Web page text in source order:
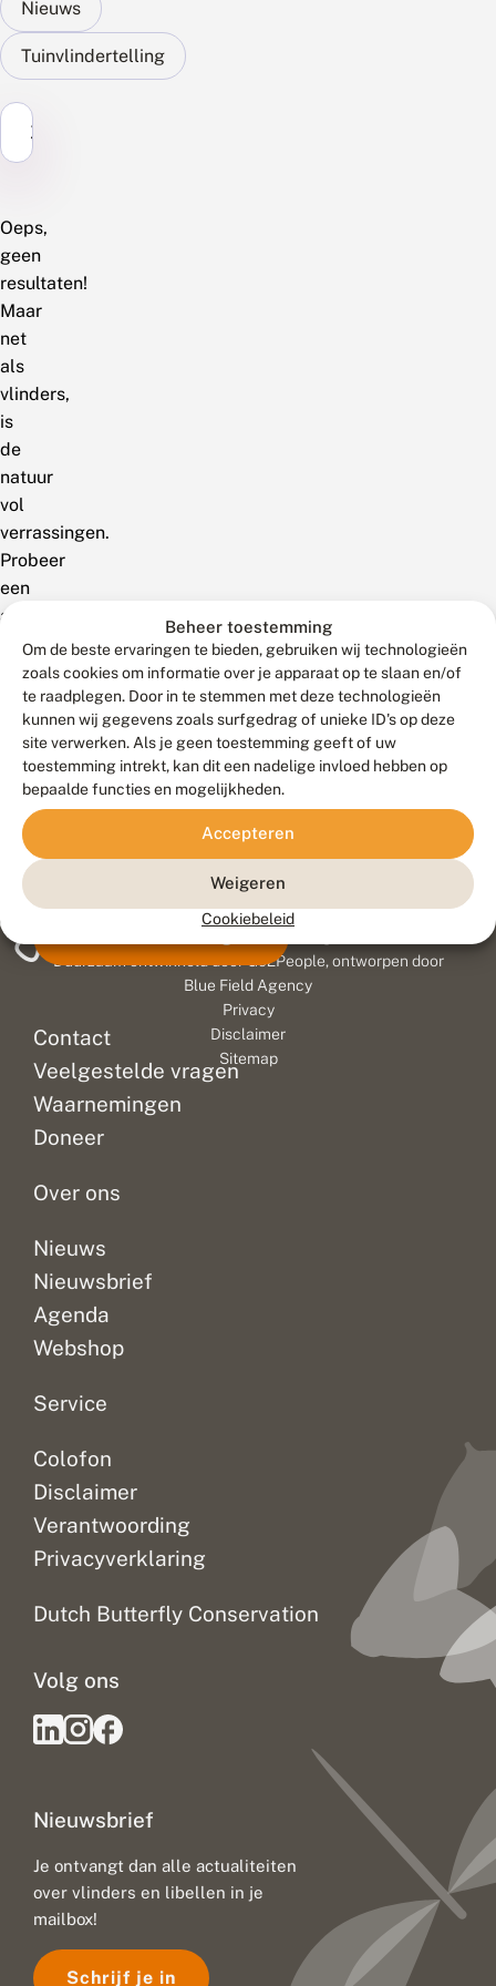
Beheer toestemming
Om de beste ervaringen te bieden, gebruiken wij technologieën
zoals cookies om informatie over je apparaat op te slaan en/of
te raadplegen. Door in te stemmen met deze technologieën
kunnen wij gegevens zoals surfgedrag of unieke ID's op deze
site verwerken. Als je geen toestemming geeft of uw
toestemming intrekt, kan dit een nadelige invloed hebben op
bepaalde functies en mogelijkheden.
Accepteren
Weigeren
Cookiebeleid
Nieuws
Tuinvlindertelling
Zoek...
Oeps,
geen
resultaten!
Maar
net
als
vlinders,
is
de
natuur
vol
verrassingen.
Probeer
een
andere
zoekterm!
Contact
Veelgestelde vragen
Waarnemingen
Doneer
Over ons
Nieuws
Nieuwsbrief
Agenda
Webshop
Service
Colofon
Disclaimer
Verantwoording
Privacyverklaring
Dutch Butterfly Conservation
Nieuwsbrief
Je ontvangt dan alle actualiteiten
over vlinders en libellen in je
mailbox!
Schrijf je in
Volg ons
Duurzaam ontwikkeld door
Go2People, ontworpen door
Blue Field Agency
Privacy
Disclaimer
Sitemap